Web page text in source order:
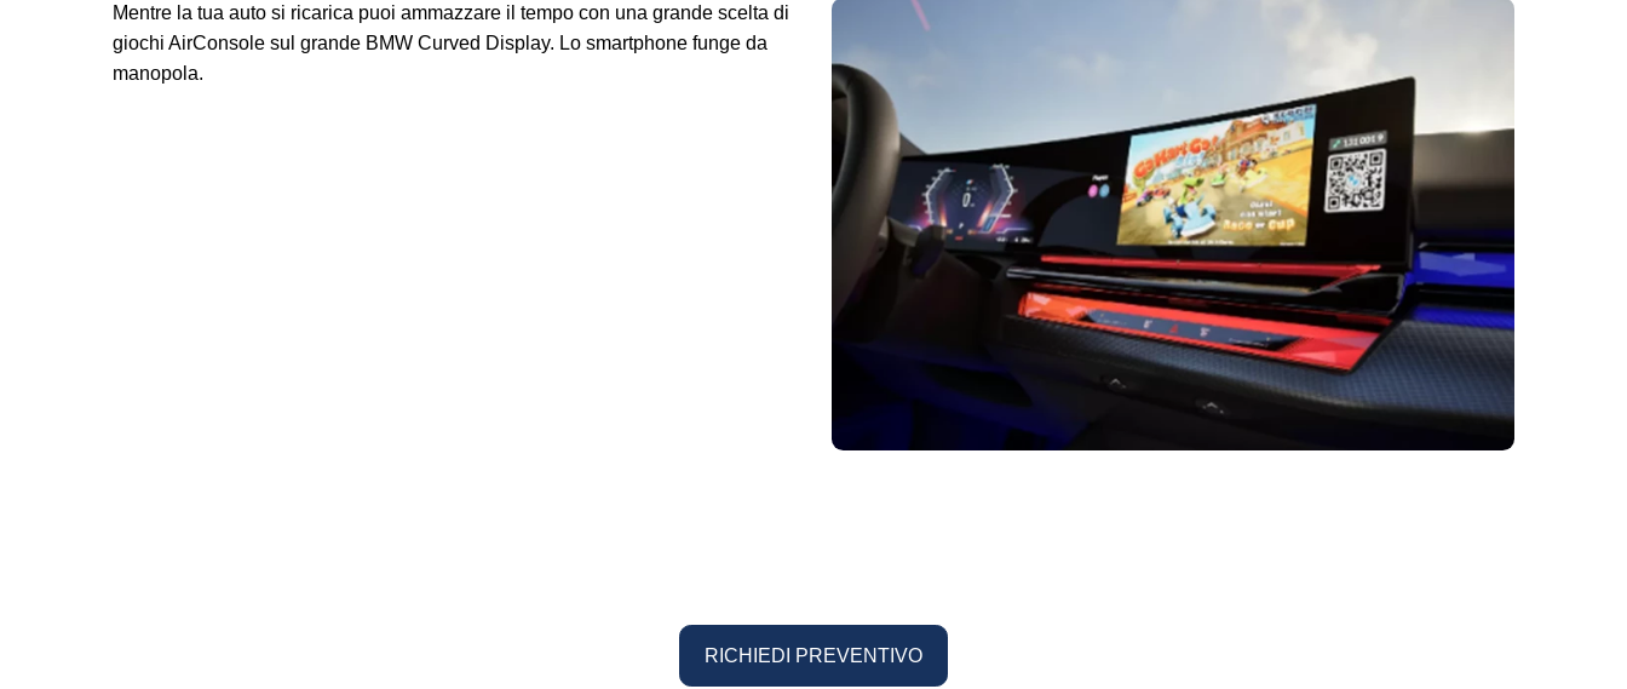
Mentre la tua auto si ricarica puoi ammazzare il tempo con una grande scelta di
giochi AirConsole sul grande BMW Curved Display. Lo smartphone funge da
manopola.
RICHIEDI PREVENTIVO